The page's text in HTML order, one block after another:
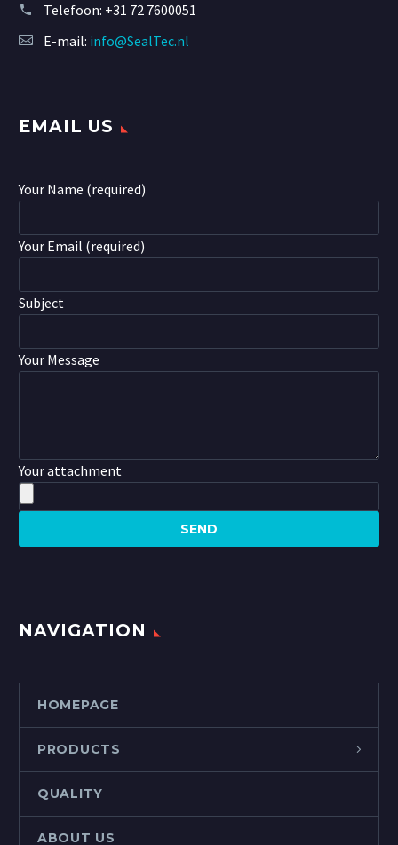
Telefoon: +31 72 7600051
E-mail: info@SealTec.nl
EMAIL US
Your Name (required)
Your Email (required)
Subject
Your Message
Your attachment
NAVIGATION
HOMEPAGE
PRODUCTS
QUALITY
ABOUT US